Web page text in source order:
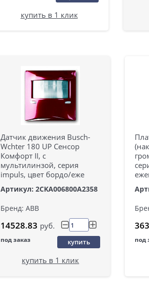
купить в 1 клик
Датчик движения Busch-
Wchter 180 UP Сенсор
Комфорт II, с
мультилинзой, серия
impuls, цвет бордо/еже
Артикул: 2CKA006800A2358
Бренд: ABB
14528.83 руб.
под заказ купить
купить в 1 клик
под